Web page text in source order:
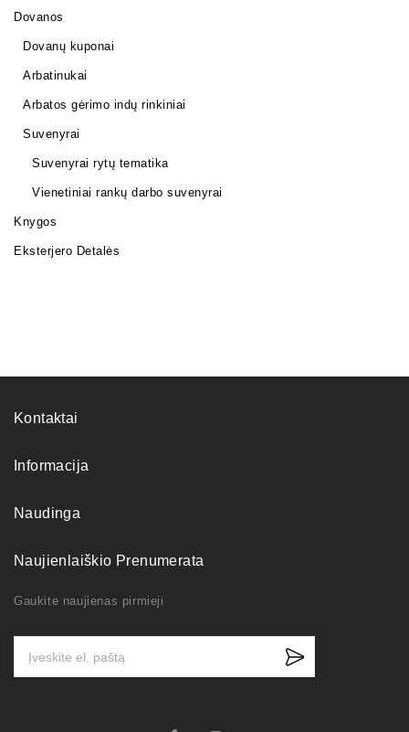
Dovanos
Dovanų kuponai
Arbatinukai
Arbatos gėrimo indų rinkiniai
Suvenyrai
Suvenyrai rytų tematika
Vienetiniai rankų darbo suvenyrai
Knygos
Eksterjero Detalės
Kontaktai
Informacija
Naudinga
Naujienlaiškio Prenumerata
Gaukite naujienas pirmieji